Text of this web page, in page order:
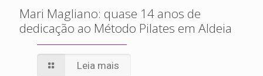
Mari Magliano: quase 14 anos de
dedicação ao Método Pilates em Aldeia
Leia mais